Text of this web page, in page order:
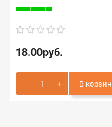
18.00руб.
В